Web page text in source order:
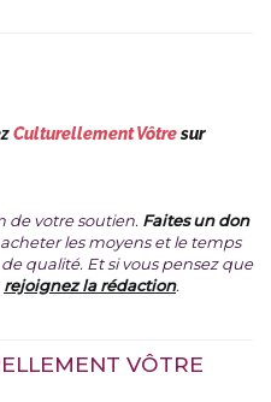
Culturellement Vôtresur
de votre soutien. Faites un don
les moyens et le temps
qualité. Et si vous pensez que
rejoignez la rédaction.
VÔTRE